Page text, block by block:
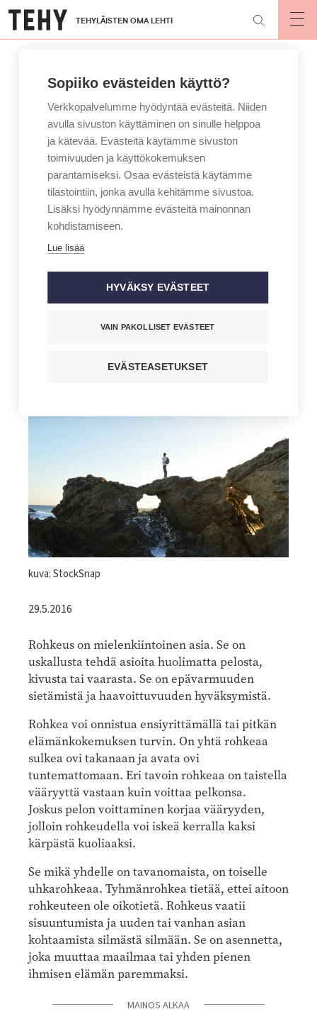
Hyppää
pääsisältöön
TEHYLÄISTEN OMA LEHTI
KIRJOITTAJA
MAINIO – JAN HOLMBERG
Kuvateksti
kuva: StockSnap
29.5.2016
Rohkeus on mielenkiintoinen asia. Se on
uskallusta tehdä asioita huolimatta pelosta,
kivusta tai vaarasta. Se on epävarmuuden
sietämistä ja haavoittuvuuden hyväksymistä.
Rohkea voi onnistua ensiyrittämällä tai pitkän
elämänkokemuksen turvin. On yhtä rohkeaa
sulkea ovi takanaan ja avata ovi
tuntemattomaan. Eri tavoin rohkeaa on taistella
vääryyttä vastaan kuin voittaa pelkonsa.
Joskus pelon voittaminen korjaa vääryyden,
jolloin rohkeudella voi iskeä kerralla kaksi
kärpästä kuoliaaksi.
Se mikä yhdelle on tavanomaista, on toiselle
uhkarohkeaa. Tyhmänrohkea tietää, ettei aitoon
rohkeuteen ole oikotietä. Rohkeus vaatii
sisuuntumista ja uuden tai vanhan asian
kohtaamista silmästä silmään. Se on asennetta,
joka muuttaa maailmaa tai yhden pienen
ihmisen elämän paremmaksi.
MAINOS ALKAA
Sopiiko evästeiden käyttö?
Verkkopalvelumme hyödyntää evästeitä. Niiden
avulla sivuston käyttäminen on sinulle helppoa
ja kätevää. Evästeitä käytämme sivuston
toimivuuden ja käyttökokemuksen
parantamiseksi. Osaa evästeistä käytämme
tilastointiin, jonka avulla kehitämme sivustoa.
Lisäksi hyödynnämme evästeitä mainonnan
kohdistamiseen.
Lue lisää
HYVÄKSY EVÄSTEET
VAIN PAKOLLISET EVÄSTEET
EVÄSTEASETUKSET